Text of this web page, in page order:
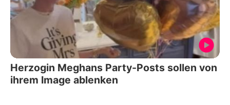
Herzogin Meghans Party-Posts sollen von
ihrem Image ablenken